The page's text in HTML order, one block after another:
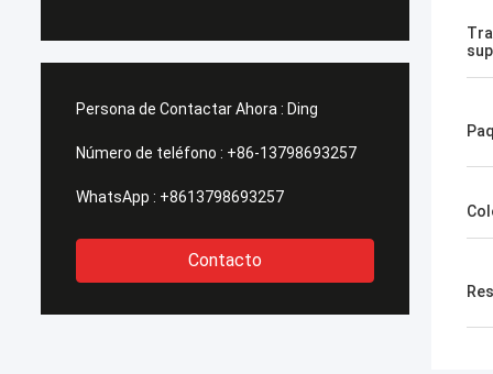
Persona de Contactar Ahora : Ding
Número de teléfono : +86-13798693257
WhatsApp : +8613798693257
Contacto